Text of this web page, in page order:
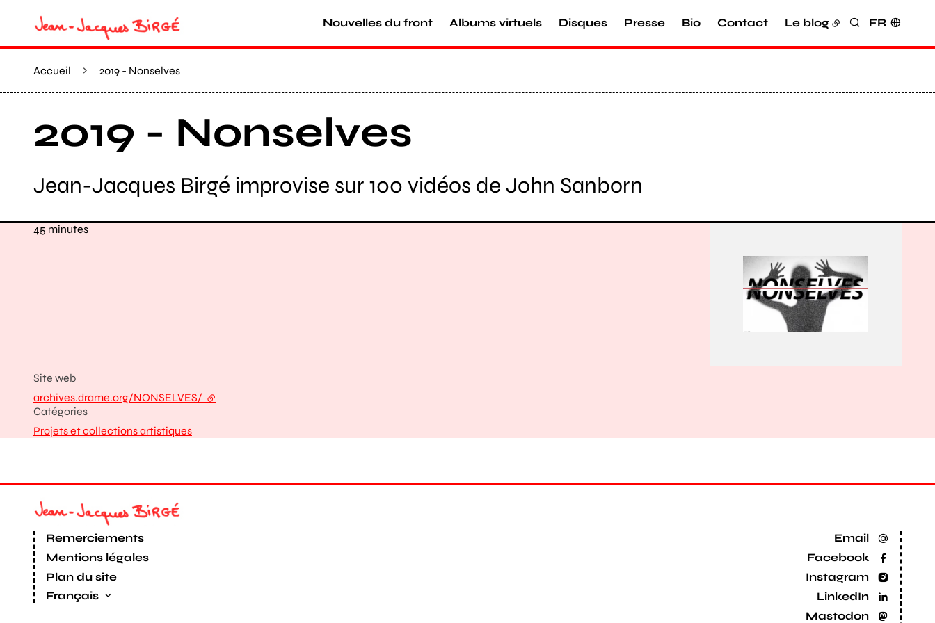
Nouvelles du front Albums virtuels Disques Presse Bio Contact Le blog Rechercher
FR
Accueil 2019 - Nonselves
2019 - Nonselves
Jean-Jacques Birgé improvise sur 100 vidéos de John Sanborn
45 minutes
Catégories
Projets et collections artistiques
Site web
archives.drame.org/NONSELVES/ - lien externe
Email
Facebook
Instagram
LinkedIn
Mastodon
Remerciements
Mentions légales
Plan du site
Français